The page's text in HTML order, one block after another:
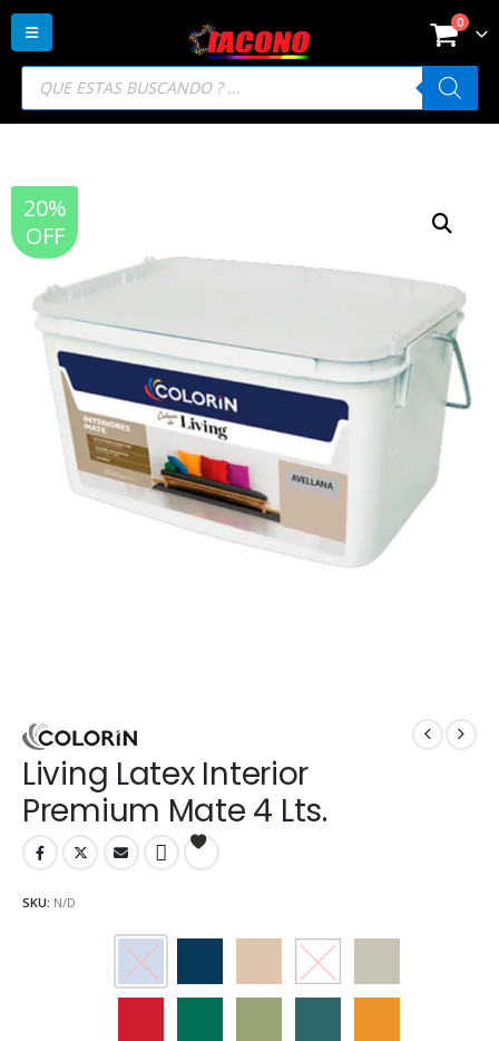
Búsqueda
productos
0
20%
OFF
Living Latex Interior
Premium Mate 4 Lts.
SKU: N/D
Arandano AvellanaBlanco